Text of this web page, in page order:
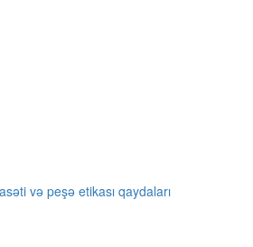
və peşə etikası qaydaları